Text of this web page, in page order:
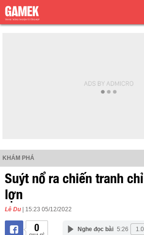
KHÁM PHÁ
Suýt nổ ra chiến tranh
lợn
Lê Du | 15:23 05/12/2022
0 Nghe đọc bài 5:26